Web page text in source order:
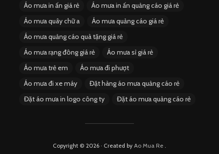
Áo mưa in ấn giá rẻ
Áo mưa in ấn quảng cáo giá rẻ
Áo mưa quây chữ a
Áo mưa quảng cáo giá rẻ
Áo mưa quảng cáo quà tặng giá rẻ
Áo mưa rạng đông giá rẻ
Áo mưa sỉ giá rẻ
Áo mưa trẻ em
Áo mưa đi phượt
Áo mưa đi xe máy
Đặt hàng áo mưa quảng cáo rẻ
Đặt áo mưa in logo công ty
Đặt áo mưa quảng cáo rẻ
Copyright © 2026 · Created by Ao Mua Re .